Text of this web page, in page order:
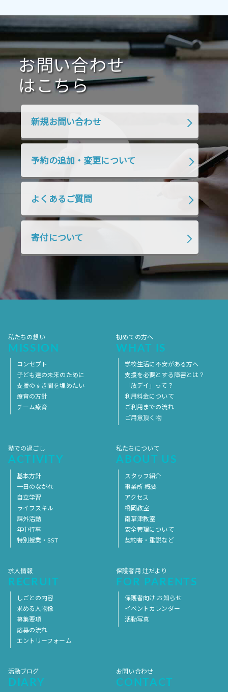
2021年1月 2020年12月 2020年11月
2020年10月 2020年9月 2020年8月
2020年7月 2020年6月 2020年5月
2020年4月 2020年3月 2020年2月
2019年10月 2019年9月
2019年4月
2018年7月 2018年6月
2018年4月 2018年3月 2018年2月
2018年1月 2017年12月
2017年10月 2017年9月 2017年8月
2017年5月
2017年4月
お問い合わせ
はこちら
新規お問い合わせ
予約の追加・変更について
よくあるご質問
寄付について
私たちの想い
MISSION
コンセプト
子ども達の未来のために
支援のすき間を埋めたい
療育の方針
チーム療育
初めての方へ
WHAT IS
学校生活に不安がある方へ
支援を必要とする障害とは？
「放デイ」って？
利用料金について
ご利用までの流れ
ご用意頂く物
塾での過ごし
ACTIVITY
基本方針
一日のながれ
自立学習
ライフスキル
課外活動
年中行事
特別授業・SST
私たちについて
ABOUT US
スタッフ紹介
事業所 概要
アクセス
橋岡教室
南草津教室
安全管理について
契約書・重説など
求人情報
RECRUIT
しごとの内容
求める人物像
募集要項
応募の流れ
エントリーフォーム
保護者用 辻だより
FOR PARENTS
保護者向け お知らせ
イベントカレンダー
活動写真
活動ブログ
DIARY
お問い合わせ
CONTACT